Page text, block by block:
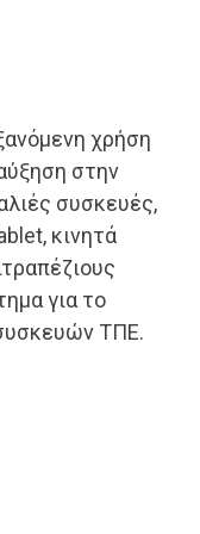
χρήση
στην
συσκευές,
κινητά
για το
ΤΠΕ.